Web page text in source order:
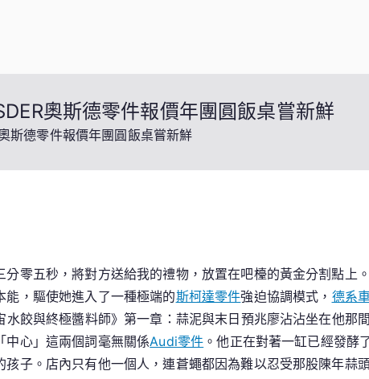
奧斯德零件報價年團圓飯桌嘗新鮮
斯德零件報價年團圓飯桌嘗新鮮
業
零五秒，將對方送給我的禮物，放置在吧檯的黃金分割點上
，驅使她進入了一種極端的斯柯達零件強迫協調模式， 德系
餃與終極醬料師》第一章：蒜泥與末日預兆廖沾沾坐在他那
中心」這兩個詞毫無關係Audi零件 。他正在對著一缸已經發酵
子。店內只有他一個人，連蒼蠅都因為難以忍受那股陳年蒜